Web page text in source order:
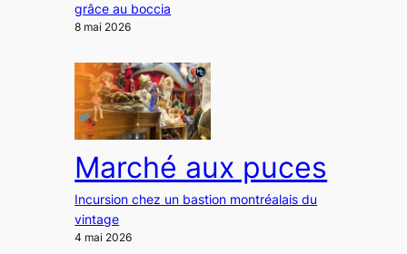
grâce au boccia
8 mai 2026
Marché aux puces
Incursion chez un bastion montréalais du
vintage
4 mai 2026